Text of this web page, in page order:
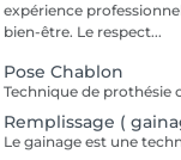
expérience
bien-être. Le respect...
Pose Chablon
Remplissage (